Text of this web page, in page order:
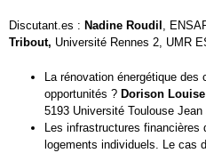
Discutant.es : Nadine Roudil ,
Tribout, Université Rennes 2, UMR
La rénovation énergétique
opportunités ? Dorison Louise
5193 Université Toulouse Jean
Les infrastructures financières
logements individuels. Le cas